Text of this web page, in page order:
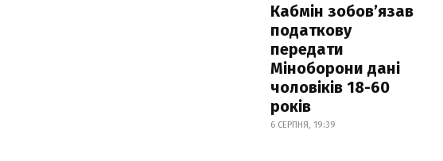
Кабмін зобовʼязав
податкову
передати
Міноборони дані
чоловіків 18-60
років
6 СЕРПНЯ, 19:39